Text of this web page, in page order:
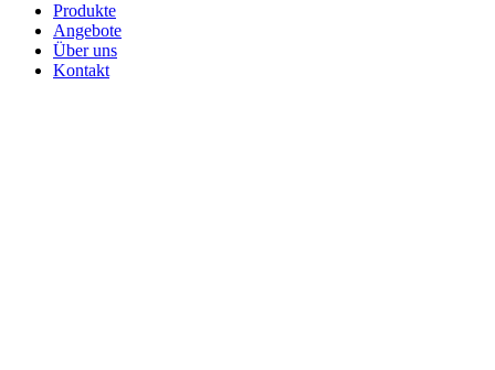
Produkte
Angebote
Über uns
Kontakt